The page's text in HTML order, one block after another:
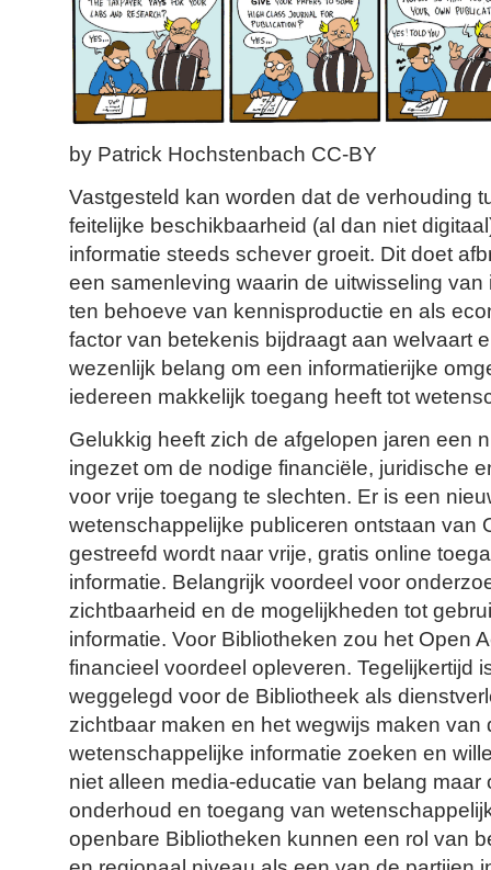
by Patrick Hochstenbach CC-BY
Vastgesteld kan worden dat de verhouding
feitelijke beschikbaarheid (al dan niet
informatie steeds schever groeit. Dit doet
een samenleving waarin de uitwisseling van
ten behoeve van kennisproductie en als
factor van betekenis bijdraagt aan welvaart
wezenlijk belang om een informatierijke
iedereen makkelijk toegang heeft tot
Gelukkig heeft zich de afgelopen jaren een
ingezet om de nodige financiële, juridische
voor vrije toegang te slechten. Er is een
wetenschappelijke publiceren ontstaan van
gestreefd wordt naar vrije, gratis online
informatie. Belangrijk voordeel voor
zichtbaarheid en de mogelijkheden tot
informatie. Voor Bibliotheken zou het Open
financieel voordeel opleveren. Tegelijkertijd
weggelegd voor de Bibliotheek als
zichtbaar maken en het wegwijs maken van
wetenschappelijke informatie zoeken en
niet alleen media-educatie van belang maar
onderhoud en toegang van
openbare Bibliotheken kunnen een rol van